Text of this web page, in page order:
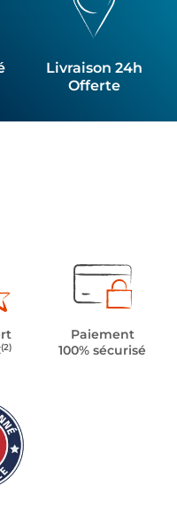
Livraison 24h
Offerte
(2)
Paiement
100% sécurisé